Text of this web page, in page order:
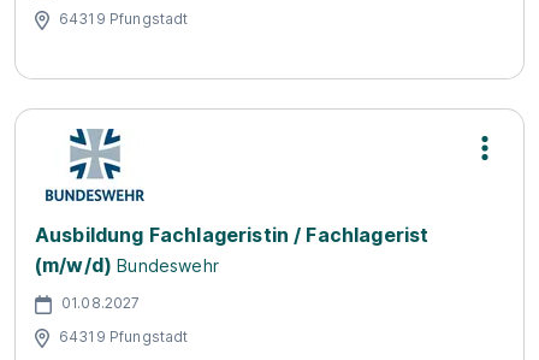
64319 Pfungstadt
Ausbildung Fachlageristin / Fachlagerist
(m/w/d) Bundeswehr
01.08.2027
64319 Pfungstadt